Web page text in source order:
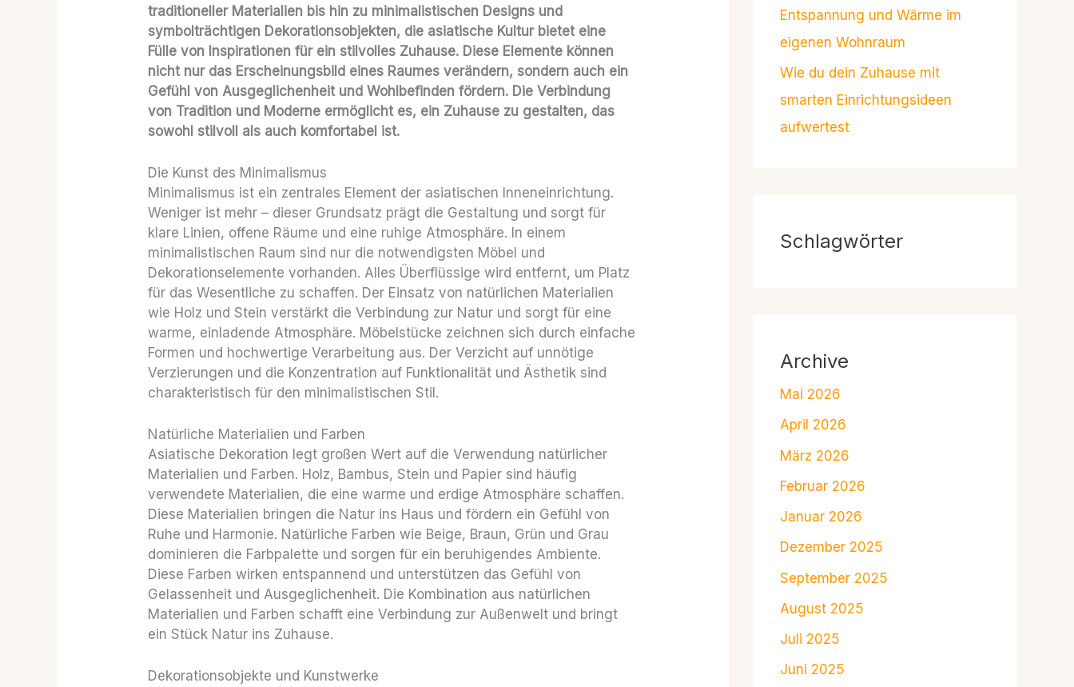
traditioneller Materialien bis hin zu minimalistischen Designs und
symbolträchtigen Dekorationsobjekten, die asiatische Kultur bietet eine
Fülle von Inspirationen für ein stilvolles Zuhause. Diese Elemente können
nicht nur das Erscheinungsbild eines Raumes verändern, sondern auch ein
Gefühl von Ausgeglichenheit und Wohlbefinden fördern. Die Verbindung
von Tradition und Moderne ermöglicht es, ein Zuhause zu gestalten, das
sowohl stilvoll als auch komfortabel ist.
Die Kunst des Minimalismus
Minimalismus ist ein zentrales Element der asiatischen Inneneinrichtung.
Weniger ist mehr – dieser Grundsatz prägt die Gestaltung und sorgt für
klare Linien, offene Räume und eine ruhige Atmosphäre. In einem
minimalistischen Raum sind nur die notwendigsten Möbel und
Dekorationselemente vorhanden. Alles Überflüssige wird entfernt, um Platz
für das Wesentliche zu schaffen. Der Einsatz von natürlichen Materialien
wie Holz und Stein verstärkt die Verbindung zur Natur und sorgt für eine
warme, einladende Atmosphäre. Möbelstücke zeichnen sich durch einfache
Formen und hochwertige Verarbeitung aus. Der Verzicht auf unnötige
Verzierungen und die Konzentration auf Funktionalität und Ästhetik sind
charakteristisch für den minimalistischen Stil.
Natürliche Materialien und Farben
Asiatische Dekoration legt großen Wert auf die Verwendung natürlicher
Materialien und Farben. Holz, Bambus, Stein und Papier sind häufig
verwendete Materialien, die eine warme und erdige Atmosphäre schaffen.
Diese Materialien bringen die Natur ins Haus und fördern ein Gefühl von
Ruhe und Harmonie. Natürliche Farben wie Beige, Braun, Grün und Grau
dominieren die Farbpalette und sorgen für ein beruhigendes Ambiente.
Diese Farben wirken entspannend und unterstützen das Gefühl von
Gelassenheit und Ausgeglichenheit. Die Kombination aus natürlichen
Materialien und Farben schafft eine Verbindung zur Außenwelt und bringt
ein Stück Natur ins Zuhause.
Dekorationsobjekte und Kunstwerke
Entspannung und Wärme im
eigenen Wohnraum
Wie du dein Zuhause mit
smarten Einrichtungsideen
aufwertest
Schlagwörter
Archive
Mai 2026
April 2026
März 2026
Februar 2026
Januar 2026
Dezember 2025
September 2025
August 2025
Juli 2025
Juni 2025